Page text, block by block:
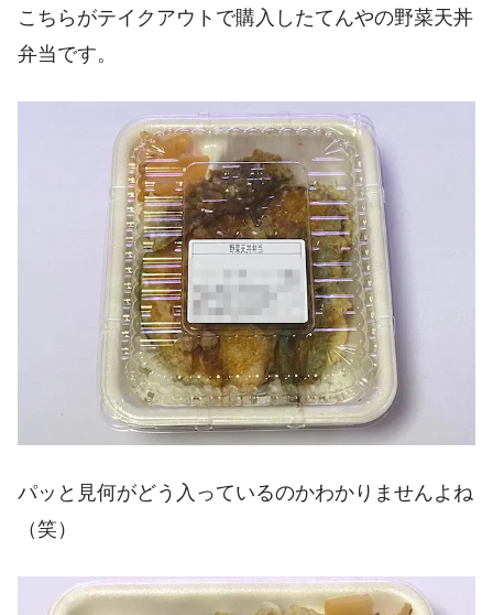
こちらがテイクアウトで購入したてんやの野菜天丼
弁当です。
パッと見何がどう入っているのかわかりませんよね
（笑）